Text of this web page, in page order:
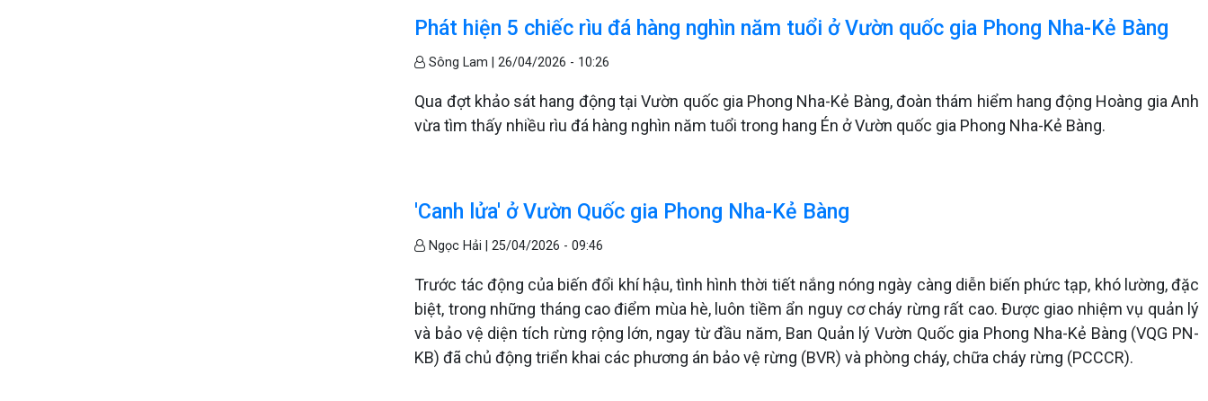
Phát hiện 5 chiếc rìu đá hàng nghìn năm tuổi ở Vườn quốc gia Phong Nha-Kẻ Bàng
Sông Lam |26/04/2026 - 10:26
Qua đợt khảo sát hang động tại Vườn quốc gia Phong Nha-Kẻ Bàng, đoàn thám hiểm hang động Hoàng gia Anh
vừa tìm thấy nhiều rìu đá hàng nghìn năm tuổi trong hang Én ở Vườn quốc gia Phong Nha-Kẻ Bàng.
'Canh lửa' ở Vườn Quốc gia Phong Nha-Kẻ Bàng
Ngọc Hải |25/04/2026 - 09:46
Trước tác động của biến đổi khí hậu, tình hình thời tiết nắng nóng ngày càng diễn biến phức tạp, khó lường, đặc
biệt, trong những tháng cao điểm mùa hè, luôn tiềm ẩn nguy cơ cháy rừng rất cao. Được giao nhiệm vụ quản lý
và bảo vệ diện tích rừng rộng lớn, ngay từ đầu năm, Ban Quản lý Vườn Quốc gia Phong Nha-Kẻ Bàng (VQG PN-
KB) đã chủ động triển khai các phương án bảo vệ rừng (BVR) và phòng cháy, chữa cháy rừng (PCCCR).